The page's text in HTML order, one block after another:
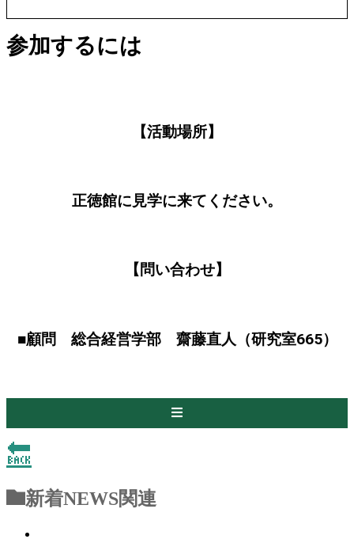
参加するには
【活動場所】
正徳館に見学に来てください。
【問い合わせ】
■顧問 総合経営学部 齋藤直人（研究室665）
🔙
新着NEWS関連